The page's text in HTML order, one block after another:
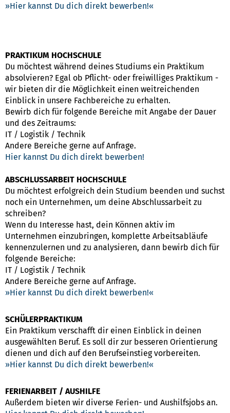
Hier kannst Du dich direkt bewerben!
PRAKTIKUM HOCHSCHULE
Du möchtest während deines Studiums ein Praktikum
absolvieren? Egal ob Pflicht- oder freiwilliges Praktikum -
wir bieten dir die Möglichkeit einen weitreichenden
Einblick in unsere Fachbereiche zu erhalten.
Bewirb dich für folgende Bereiche mit Angabe der Dauer
und des Zeitraums:
IT / Logistik / Technik
Andere Bereiche gerne auf Anfrage.
Hier kannst Du dich direkt bewerben!
ABSCHLUSSARBEIT HOCHSCHULE
Du möchtest erfolgreich dein Studium beenden und suchst
noch ein Unternehmen, um deine Abschlussarbeit zu
schreiben?
Wenn du Interesse hast, dein Können aktiv im
Unternehmen einzubringen, komplette Arbeitsabläufe
kennenzulernen und zu analysieren, dann bewirb dich für
folgende Bereiche:
IT / Logistik / Technik
Andere Bereiche gerne auf Anfrage.
Hier kannst Du dich direkt bewerben!
SCHÜLERPRAKTIKUM
Ein Praktikum verschafft dir einen Einblick in deinen
ausgewählten Beruf. Es soll dir zur besseren Orientierung
dienen und dich auf den Berufseinstieg vorbereiten.
Hier kannst Du dich direkt bewerben!
FERIENARBEIT / AUSHILFE
Außerdem bieten wir diverse Ferien- und Aushilfsjobs an.